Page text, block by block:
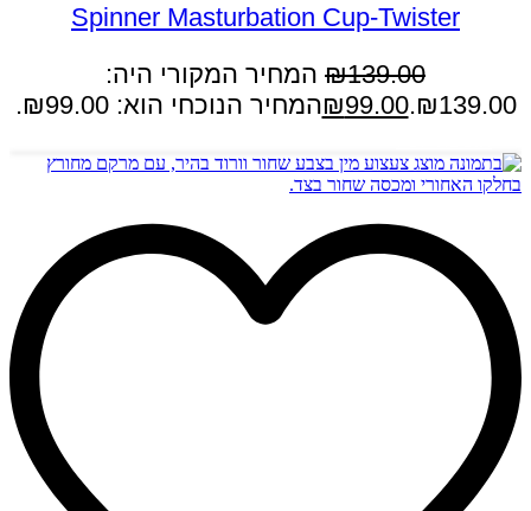
Spinner Masturbation Cup-Twister
₪139.00
המחיר המקורי היה:
₪139.00.
₪99.00 המחיר הנוכחי הוא: ₪99.00.